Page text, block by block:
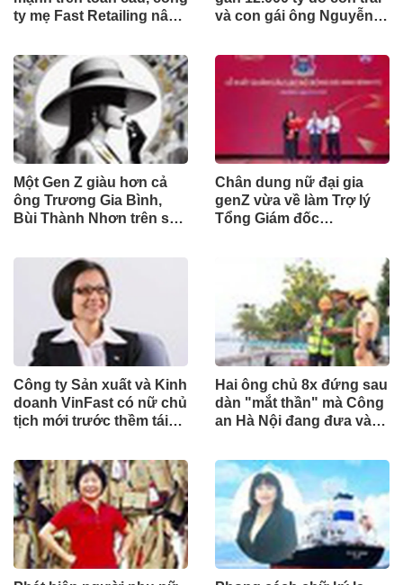
ty mẹ Fast Retailing nâng
nhuận năm 2026
và con gái ông Nguyễn
một công ty sắp lên sàn
Một Gen Z giàu hơn cả
ông Trương Gia Bình,
Bùi Thành Nhơn trên sàn
Chân dung nữ đại gia
genZ vừa về làm Trợ lý
Tổng Giám đốc
Tổng Giám đốc doanh
nghiệp hàng không vũ
trụ, nắm giữ khối tài sản
hàng nghìn tỷ
Công ty Sản xuất và Kinh
doanh VinFast có nữ chủ
tịch mới trước thềm tái
Hai ông chủ 8x đứng sau
dàn "mắt thần" mà Công
an Hà Nội đang đưa vào